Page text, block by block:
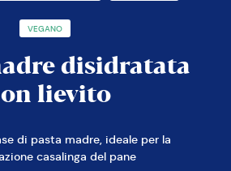
VEGANO
disidratata
lievito
di pasta madre, ideale per la
casalinga del pane